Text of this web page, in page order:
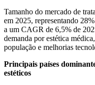
Tamanho do mercado de
em 2025, representando
a um CAGR de 6,5% de
demanda por estética
população e melhorias
Principais países
estéticos